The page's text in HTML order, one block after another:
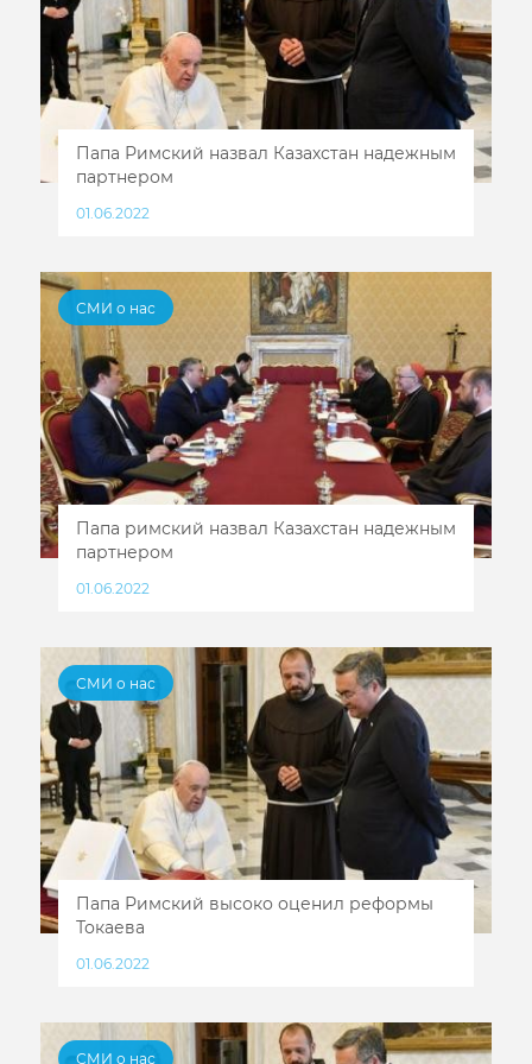
Папа Римский назвал Казахстан надежным
партнером
01.06.2022
СМИ о нас
Папа римский назвал Казахстан надежным
партнером
01.06.2022
СМИ о нас
Папа Римский высоко оценил реформы
Токаева
01.06.2022
СМИ о нас